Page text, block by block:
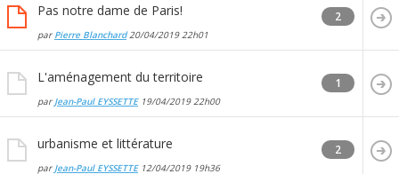
Pas notre dame de Paris!
par Pierre Blanchard20/04/201922h01
2
L'aménagement du territoire
par Jean-Paul EYSSETTE19/04/201922h00
1
urbanisme et littérature
par Jean-Paul EYSSETTE12/04/2019 19h36
2